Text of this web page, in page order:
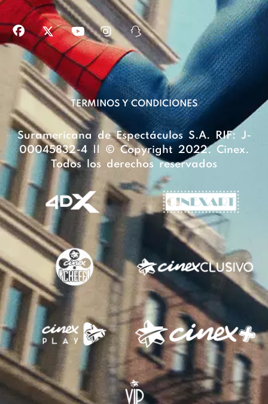
TERMINOS Y CONDICIONES
Suramericana de Espectáculos S.A. RIF: J-
00045832-4 || © Copyright 2022. Cinex.
Todos los derechos reservados